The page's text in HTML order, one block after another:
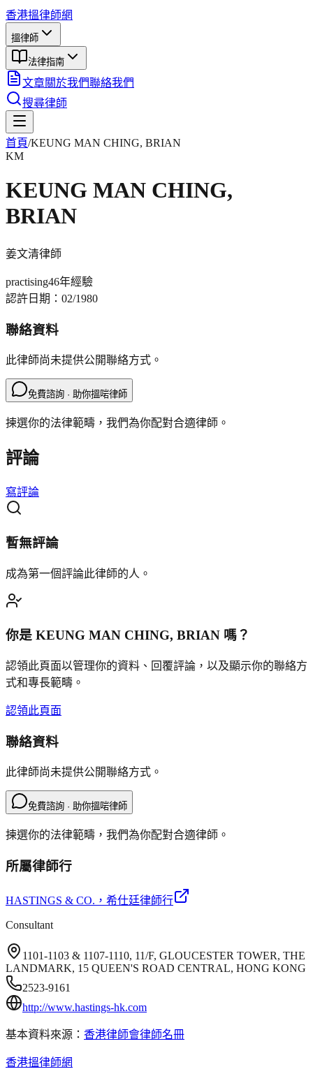
香港搵律師網
搵律師
法律指南
文章關於我們聯絡我們
搜尋律師
首頁/KEUNG MAN CHING, BRIAN
KM
KEUNG MAN CHING,
BRIAN
姜文清律師
practising46年經驗
認許日期： 02/1980
聯絡資料
此律師尚未提供公開聯絡方式。
免費諮詢 · 助你搵啱律師
揀選你的法律範疇，我們為你配對合適律師。
評論
寫評論
暫無評論
成為第一個評論此律師的人。
你是 KEUNG MAN CHING, BRIAN 嗎？
認領此頁面以管理你的資料、回覆評論，以及顯示你的聯絡方
式和專長範疇。
認領此頁面
聯絡資料
此律師尚未提供公開聯絡方式。
免費諮詢 · 助你搵啱律師
揀選你的法律範疇，我們為你配對合適律師。
所屬律師行
HASTINGS & CO. ，希仕廷律師行
Consultant
1101-1103 & 1107-1110, 11/F, GLOUCESTER TOWER, THE
LANDMARK, 15 QUEEN'S ROAD CENTRAL, HONG KONG
2523-9161
http://www.hastings-hk.com
基本資料來源： 香港律師會律師名冊
香港搵律師網